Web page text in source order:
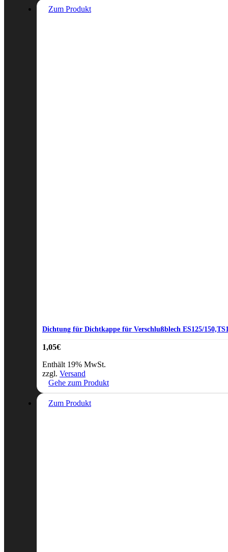
Zum Produkt
Dichtung für Dichtkappe für Verschlußblech ES125/
1,05€
Enthält 19% MwSt.
zzgl. Versand
Gehe zum Produkt
Zum Produkt